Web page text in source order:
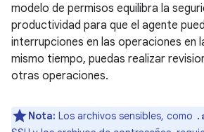
modelo de permisos equilibra la
productividad para que el agente
interrupciones en las operaciones en
mismo tiempo, puedas realizar
otras operaciones.
Nota: Los archivos sensibles, como